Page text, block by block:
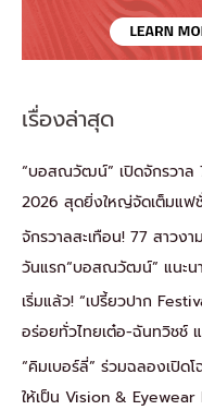
เรื่องล่าสุด
“บอสณวัฒน์” เปิดจักรวาล
2026 สุดยิ่งใหญ่จัดเต็มแฟ
จักรวาลสะเทือน! 77 สาวง
วันแรก“บอสณวัฒน์” แนะน
เริ่มแล้ว! “เปรี้ยวปาก
อร่อยทั่วไทยเต๋อ-ฉันทวิชช์
“คิมเบอร์ลี่” ร่วมฉลองเปิด
ให้เป็น Vision &